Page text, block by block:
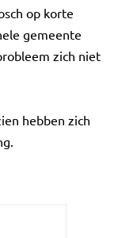
op korte
gemeente
zich niet
hebben zich